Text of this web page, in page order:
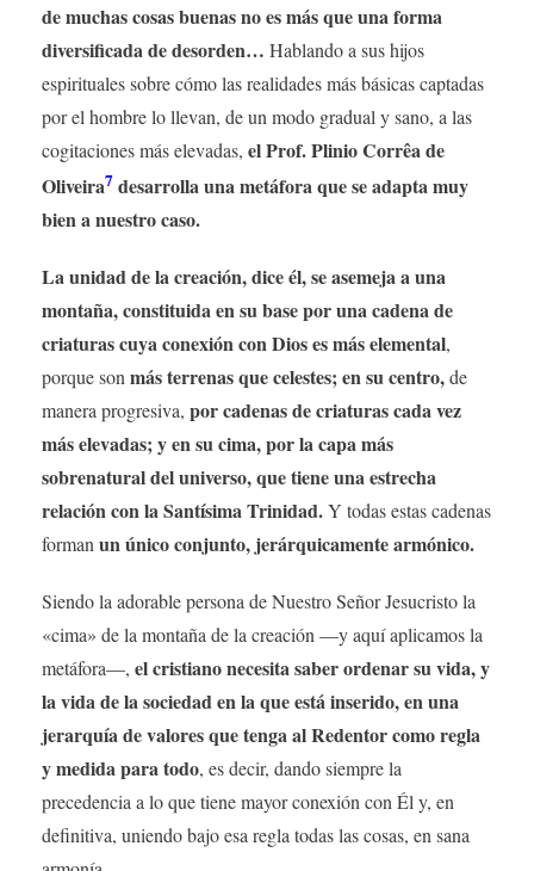
de muchas cosas buenas no es más que una forma
diversificada de desorden… Hablando a sus hijos
espirituales sobre cómo las realidades más básicas captadas
por el hombre lo llevan, de un modo gradual y sano, a las
cogitaciones más elevadas, el Prof. Plinio Corrêa de
Oliveira7desarrolla una metáfora que se adapta muy
bien a nuestro caso.
La unidad de la creación, dice él, se asemeja a una
montaña, constituida en su base por una cadena de
criaturas cuya conexión con Dios es más elemental,
porque son más terrenas que celestes; en su centro,de
manera progresiva, por cadenas de criaturas cada vez
más elevadas; y en su cima, por la capa más
sobrenatural del universo, que tiene una estrecha
relación con la Santísima Trinidad.Y todas estas cadenas
forman un único conjunto, jerárquicamente armónico.
Siendo la adorable persona de Nuestro Señor Jesucristo la
«cima» de la montaña de la creación —y aquí aplicamos la
metáfora—, el cristiano necesita saber ordenar su vida, y
la vida de la sociedad en la que está inserido, en una
jerarquía de valores que tenga al Redentor como regla
y medida para todo, es decir, dando siempre la
precedencia a lo que tiene mayor conexión con Él y, en
definitiva, uniendo bajo esa regla todas las cosas, en sana